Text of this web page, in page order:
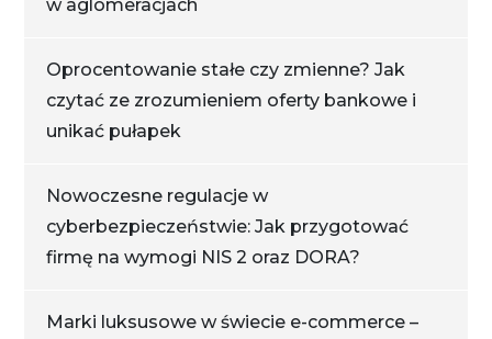
w aglomeracjach
Oprocentowanie stałe czy zmienne? Jak
czytać ze zrozumieniem oferty bankowe i
unikać pułapek
Nowoczesne regulacje w
cyberbezpieczeństwie: Jak przygotować
firmę na wymogi NIS 2 oraz DORA?
Marki luksusowe w świecie e-commerce –